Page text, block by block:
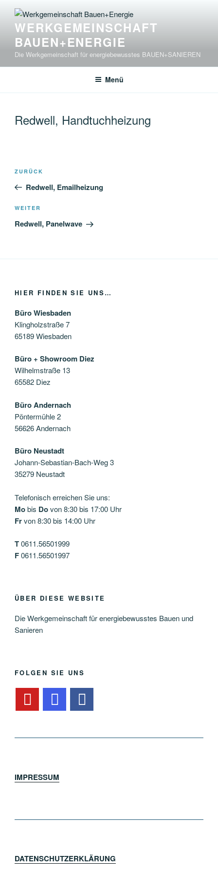
Inhalt
springenWERKGEMEINSCHAFT
BAUEN+ENERGIE
Die Werkgemeinschaft für energiebewusstes BAUEN+SANIEREN
Menü
Redwell, Handtuchheizung
Beitragsnavigation
Vorheriger
Beitrag
ZURÜCK
Redwell, Emailheizung
Nächster
Beitrag
WEITER
Redwell, Panelwave
HIER FINDEN SIE UNS…
Büro Wiesbaden
Klingholzstraße 7
65189 Wiesbaden
Büro + Showroom Diez
Wilhelmstraße 13
65582 Diez
Büro Andernach
Pöntermühle 2
56626 Andernach
Büro Neustadt
Johann-Sebastian-Bach-Weg 3
35279 Neustadt
Telefonisch erreichen Sie uns:
Mobis Dovon 8:30 bis 17:00 Uhr
Frvon 8:30 bis 14:00 Uhr
T0611.56501999
F0611.56501997
ÜBER DIESE WEBSITE
Die Werkgemeinschaft für energiebewusstes Bauen und
Sanieren
FOLGEN SIE UNS
IMPRESSUM
DATENSCHUTZERKLÄRUNG